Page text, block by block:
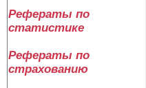
Рефераты по
статистике
Рефераты по
страхованию